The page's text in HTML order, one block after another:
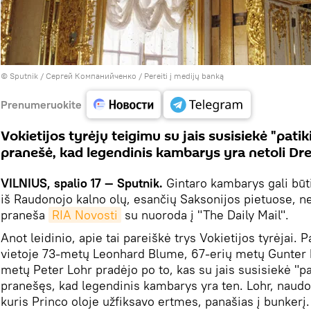
© Sputnik / Сергей Компанийченко / Pereiti į medijų banką
Prenumeruokite
Vokietijos tyrėjų teigimu su jais susisiekė
pranešė, kad legendinis kambarys yra netoli
VILNIUS, spalio 17 — Sputnik. Gintaro kambarys gali
iš Raudonojo kalno olų, esančių Saksonijos pietuose,
praneša RIA Novosti su nuoroda į "The Daily Mail".
Anot leidinio, apie tai pareiškė trys Vokietijos tyrėjai.
vietoje 73-metų Leonhard Blume, 67-erių metų Gunter
metų Peter Lohr pradėjo po to, kas su jais susisiekė
pranešęs, kad legendinis kambarys yra ten. Lohr,
kuris Princo oloje užfiksavo ertmes, panašias į bunkerį.